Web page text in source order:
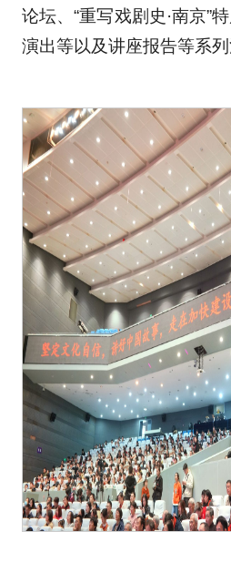
论坛、“重写戏剧史·南京”
演出等以及讲座报告等系列